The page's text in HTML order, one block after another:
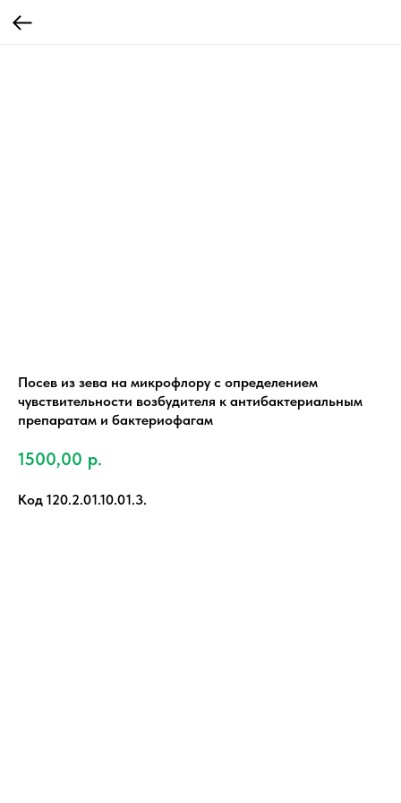
Посев из зева на микрофлору с определением
чувствительности возбудителя к антибактериальным
препаратам и бактериофагам
1500,00 р.
Код 120.2.01.10.01.3.